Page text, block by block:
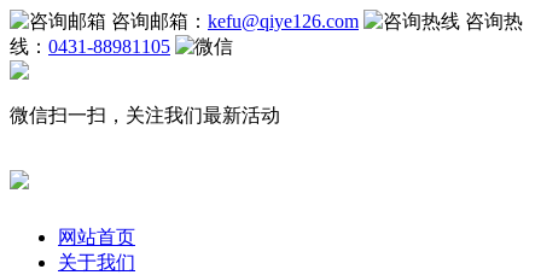
咨询邮箱： kefu@qiye126.com
咨询热
线： 0431-88981105
微信扫一扫，关注我们最新活动
网站首页
关于我们